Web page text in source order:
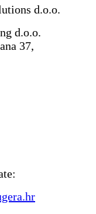
d.o.o.
d.o.o.
37,